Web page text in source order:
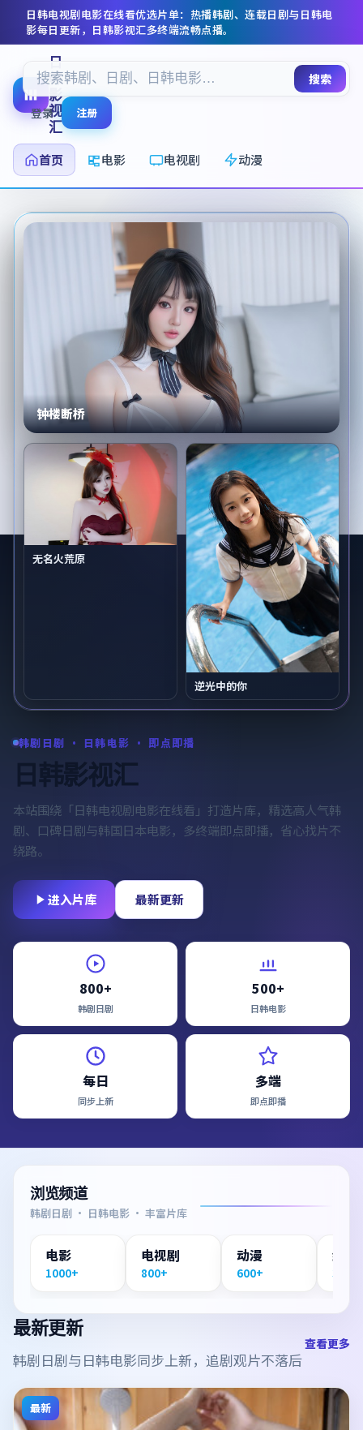
日韩电视剧电影在线看优选片单：热播韩剧、连载日剧与日韩电
影每日更新， 日韩影视汇多终端流畅点播。
日
韩
影
视
汇
首页
电影 电视剧 动漫
搜索
登录 注册
韩剧日剧 · 日韩电影 · 即点即播
日韩影视汇
本站围绕「日韩电视剧电影在线看 」打造片库，精选高人气韩
剧、口碑日剧与韩国日本电影，多终端即点即播，省心找片不
绕路。
进入片库 最新更新
800+
韩剧日剧
500+
日韩电影
每日
同步上新
多端
即点即播
钟楼断桥
无名火荒原
逆光中的你
浏览频道
韩剧日剧 · 日韩电影 · 丰富片库
电影
1000+
电视剧
800+
动漫
600+
纪录
300+
最新更新
韩剧日剧与日韩电影同步上新，追剧观片不落后
查看更多
最新